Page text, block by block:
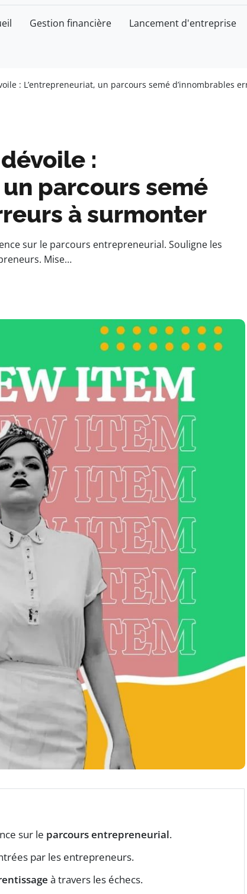
Gestion financière Lancement d'entreprise
: L’entrepreneuriat, un parcours semé d’innombrables
:
parcours semé
à surmonter
sur le parcours entrepreneurial. Souligne les
Mise…
sur le parcours entrepreneurial.
par les entrepreneurs.
à travers les échecs.